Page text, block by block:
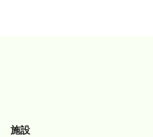
施設